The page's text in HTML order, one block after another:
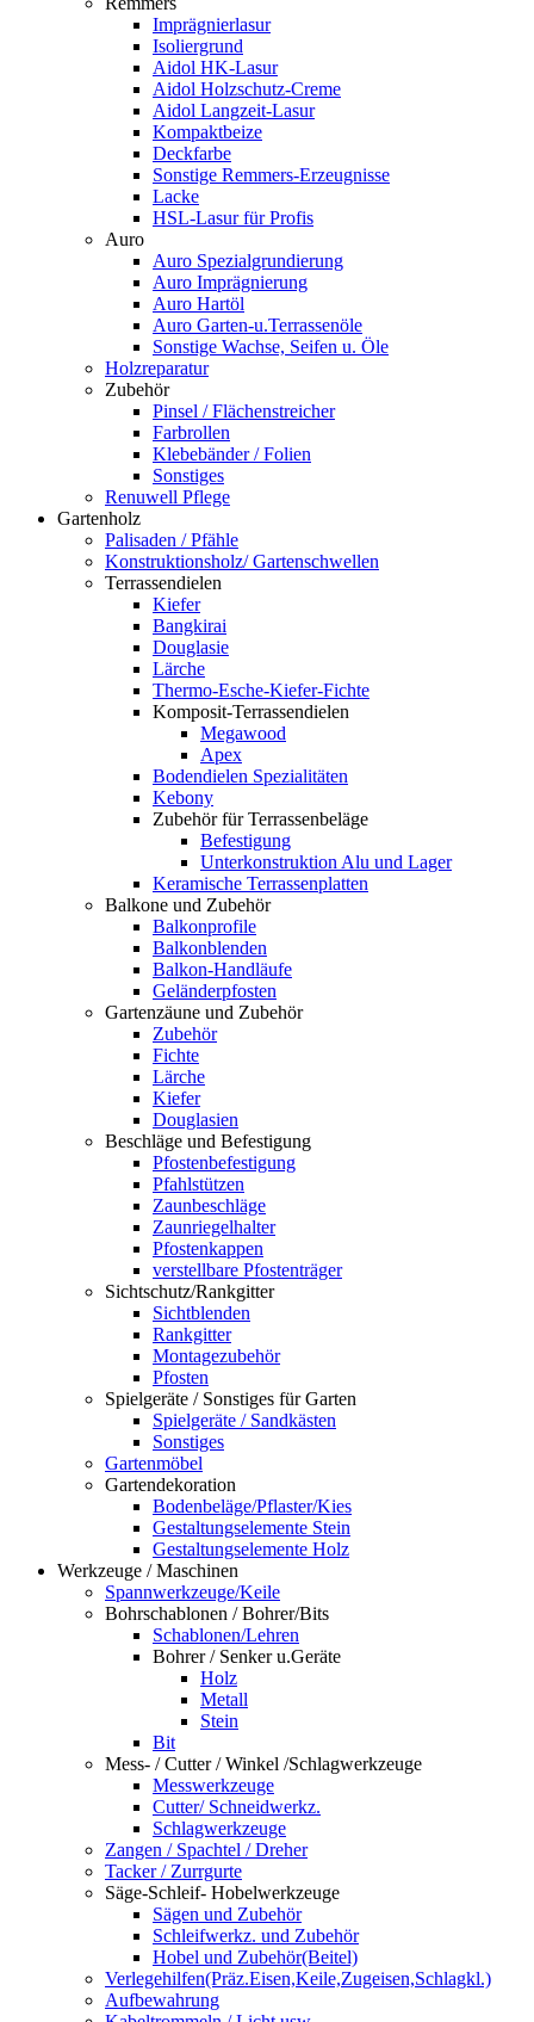
Imprägnierlasur
Isoliergrund
Aidol HK-Lasur
Aidol Holzschutz-Creme
Aidol Langzeit-Lasur
Kompaktbeize
Deckfarbe
Sonstige Remmers-Erzeugnisse
Lacke
HSL-Lasur für Profis
Auro
Auro Spezialgrundierung
Auro Imprägnierung
Auro Hartöl
Auro Garten-u.Terrassenöle
Sonstige Wachse, Seifen u. Öle
Holzreparatur
Zubehör
Pinsel / Flächenstreicher
Farbrollen
Klebebänder / Folien
Sonstiges
Renuwell Pflege
Gartenholz
Palisaden / Pfähle
Konstruktionsholz/ Gartenschwellen
Terrassendielen
Kiefer
Bangkirai
Douglasie
Lärche
Thermo-Esche-Kiefer-Fichte
Komposit-Terrassendielen
Megawood
Apex
Bodendielen Spezialitäten
Kebony
Zubehör für Terrassenbeläge
Befestigung
Unterkonstruktion Alu und Lager
Keramische Terrassenplatten
Balkone und Zubehör
Balkonprofile
Balkonblenden
Balkon-Handläufe
Geländerpfosten
Gartenzäune und Zubehör
Zubehör
Fichte
Lärche
Kiefer
Douglasien
Beschläge und Befestigung
Pfostenbefestigung
Pfahlstützen
Zaunbeschläge
Zaunriegelhalter
Pfostenkappen
verstellbare Pfostenträger
Sichtschutz/Rankgitter
Sichtblenden
Rankgitter
Montagezubehör
Pfosten
Spielgeräte / Sonstiges für Garten
Spielgeräte / Sandkästen
Sonstiges
Gartenmöbel
Gartendekoration
Bodenbeläge/Pflaster/Kies
Gestaltungselemente Stein
Gestaltungselemente Holz
Werkzeuge / Maschinen
Spannwerkzeuge/Keile
Bohrschablonen / Bohrer/Bits
Schablonen/Lehren
Bohrer / Senker u.Geräte
Holz
Metall
Stein
Bit
Mess- / Cutter / Winkel /Schlagwerkzeuge
Messwerkzeuge
Cutter/ Schneidwerkz.
Schlagwerkzeuge
Zangen / Spachtel / Dreher
Tacker / Zurrgurte
Säge-Schleif- Hobelwerkzeuge
Sägen und Zubehör
Schleifwerkz. und Zubehör
Hobel und Zubehör(Beitel)
Verlegehilfen(Präz.Eisen,Keile,Zugeisen,Schlagkl.)
Aufbewahrung